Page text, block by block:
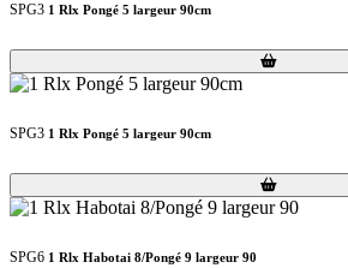
SPG3 1 Rlx Pongé 5 largeur 90cm
Loading...
Loading...
SPG3 1 Rlx Pongé 5 largeur 90cm
Loading...
Loading...
SPG6 1 Rlx Habotai 8/Pongé 9 largeur 90